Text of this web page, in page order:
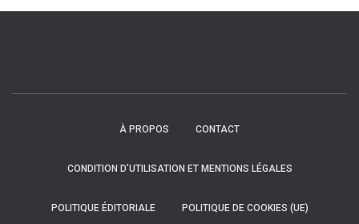
À PROPOS CONTACT
CONDITION D’UTILISATION ET MENTIONS LÉGALES
POLITIQUE ÉDITORIALE POLITIQUE DE COOKIES (UE)